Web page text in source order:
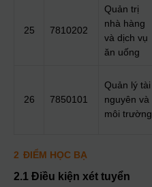
25 7810202
Quản trị
nhà hàng
và dịch vụ
ăn uống
26 7850101
Quản lý tài
nguyên và
môi trường
2 ĐIỂM HỌC BẠ
2.1 Điều kiện xét tuyển